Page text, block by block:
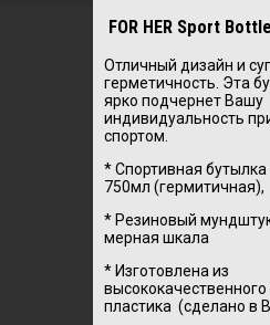
FOR HER Sport Bottle
Отличный дизайн и
герметичность. Эта
ярко подчернет Вашу
индивидуальность
спортом.
* Спортивная
750мл (гермитичная),
* Резиновый
мерная шкала
* Изготовлена из
высококачественного
пластика (сделано в